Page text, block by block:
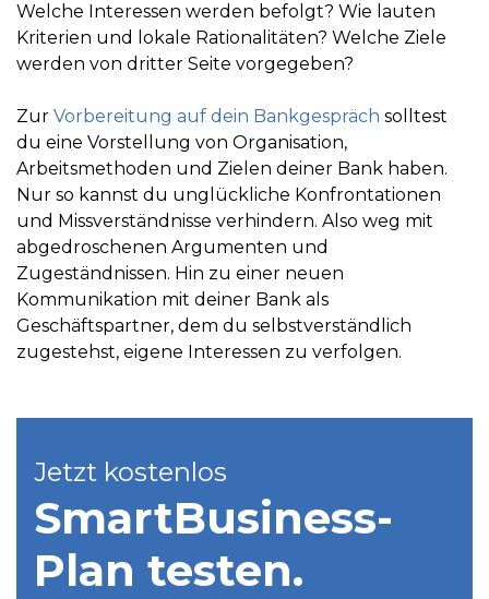
Welche Interessen werden befolgt? Wie lauten
Kriterien und lokale Rationalitäten? Welche Ziele
werden von dritter Seite vorgegeben?
Zur Vorbereitung auf dein Bankgespräch solltest
du eine Vorstellung von Organisation,
Arbeitsmethoden und Zielen deiner Bank haben.
Nur so kannst du unglückliche Konfrontationen
und Missverständnisse verhindern. Also weg mit
abgedroschenen Argumenten und
Zugeständnissen. Hin zu einer neuen
Kommunikation mit deiner Bank als
Geschäftspartner, dem du selbstverständlich
zugestehst, eigene Interessen zu verfolgen.
Jetzt kostenlos
SmartBusiness­
Plan testen.